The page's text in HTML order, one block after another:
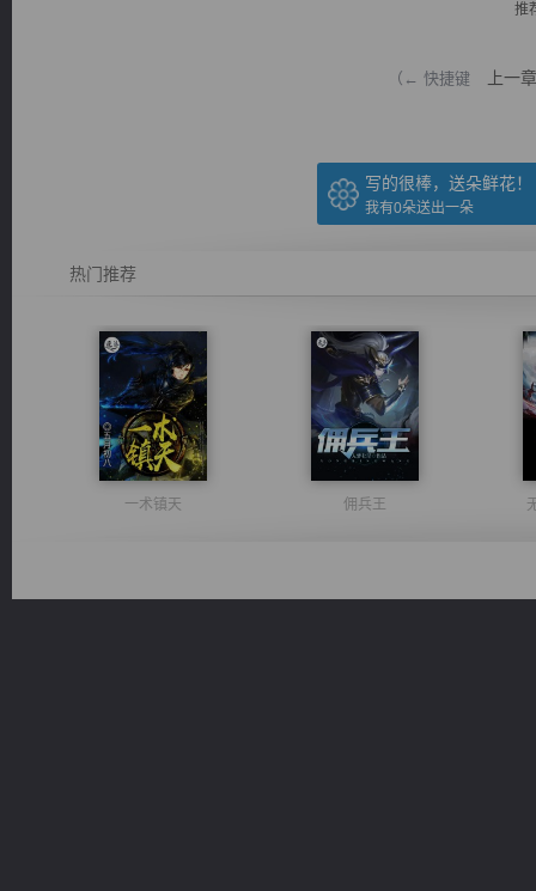
推
（← 快捷键 上一章
写的很棒，送朵鲜花！
我有0朵送出一朵
热门推荐
一术镇天 佣兵王